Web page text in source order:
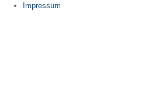
Impressum